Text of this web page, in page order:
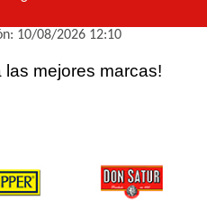
10/08/2026 12:10
mejores marcas!